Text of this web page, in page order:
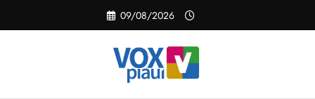
o
09/08/2026